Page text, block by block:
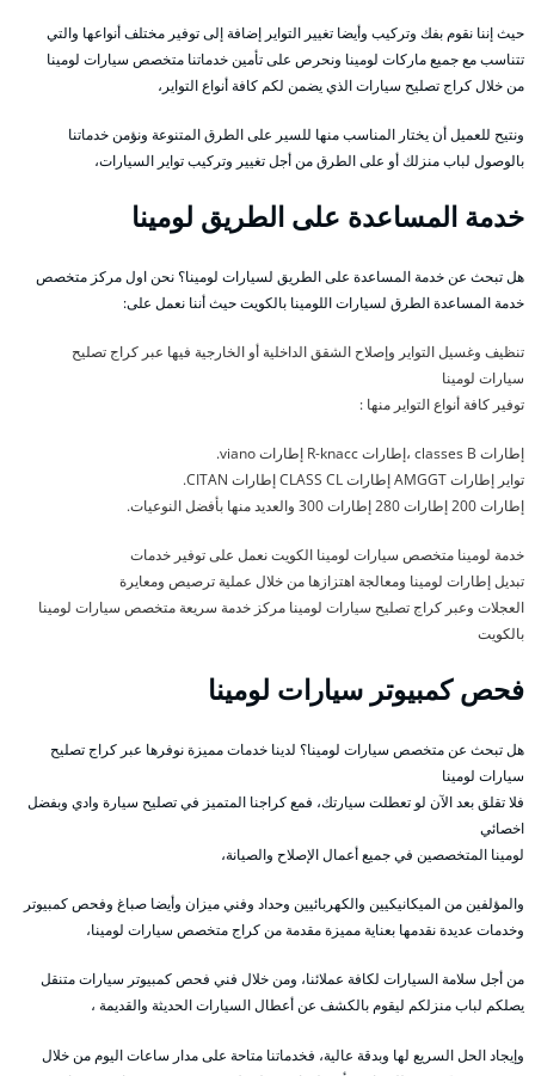
حيث إننا نقوم بفك وتركيب وأيضا تغيير التواير إضافة إلى توفير مختلف أنواعها والتي
تتناسب مع جميع ماركات لومينا ونحرص على تأمين خدماتنا متخصص سيارات لومينا
من خلال كراج تصليح سيارات الذي يضمن لكم كافة أنواع التواير،
ونتيح للعميل أن يختار المناسب منها للسير على الطرق المتنوعة ونؤمن خدماتنا
بالوصول لباب منزلك أو على الطرق من أجل تغيير وتركيب تواير السيارات،
خدمة المساعدة على الطريق لومينا
هل تبحث عن خدمة المساعدة على الطريق لسيارات لومينا؟ نحن اول مركز متخصص
خدمة المساعدة الطرق لسيارات اللومينا بالكويت حيث أننا نعمل على:
تنظيف وغسيل التواير وإصلاح الشقق الداخلية أو الخارجية فيها عبر كراج تصليح
سيارات لومينا
توفير كافة أنواع التواير منها :
إطارات classes B ،إطارات R-knacc إطارات viano.
تواير إطارات AMGGT إطارات CLASS CL إطارات CITAN.
إطارات 200 إطارات 280 إطارات 300 والعديد منها بأفضل النوعيات.
خدمة لومينا متخصص سيارات لومينا الكويت نعمل على توفير خدمات
تبديل إطارات لومينا ومعالجة اهتزازها من خلال عملية ترصيص ومعايرة
العجلات وعبر كراج تصليح سيارات لومينا مركز خدمة سريعة متخصص سيارات لومينا
بالكويت
فحص كمبيوتر سيارات لومينا
هل تبحث عن متخصص سيارات لومينا؟ لدينا خدمات مميزة نوفرها عبر كراج تصليح
سيارات لومينا
فلا تقلق بعد الآن لو تعطلت سيارتك، فمع كراجنا المتميز في تصليح سيارة وادي وبفضل
اخصائي
لومينا المتخصصين في جميع أعمال الإصلاح والصيانة،
والمؤلفين من الميكانيكيين والكهربائيين وحداد وفني ميزان وأيضا صباغ وفحص كمبيوتر
وخدمات عديدة نقدمها بعناية مميزة مقدمة من كراج متخصص سيارات لومينا،
من أجل سلامة السيارات لكافة عملائنا، ومن خلال فني فحص كمبيوتر سيارات متنقل
يصلكم لباب منزلكم ليقوم بالكشف عن أعطال السيارات الحديثة والقديمة ،
وإيجاد الحل السريع لها وبدقة عالية، فخدماتنا متاحة على مدار ساعات اليوم من خلال